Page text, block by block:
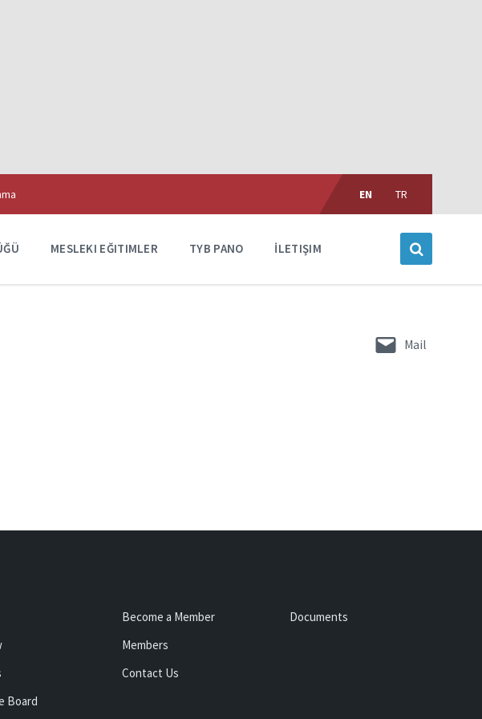
Choose
language:
EN TR
MESLEKI EĞITIMLER TYB PANO İLETIŞIM
Mail
Board
Become a Member
Members
Contact Us
Documents